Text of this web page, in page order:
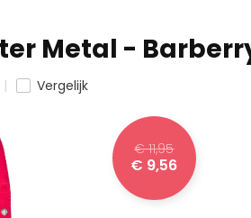
Metal -
Vergelijk
€ 11,95
€ 9,56